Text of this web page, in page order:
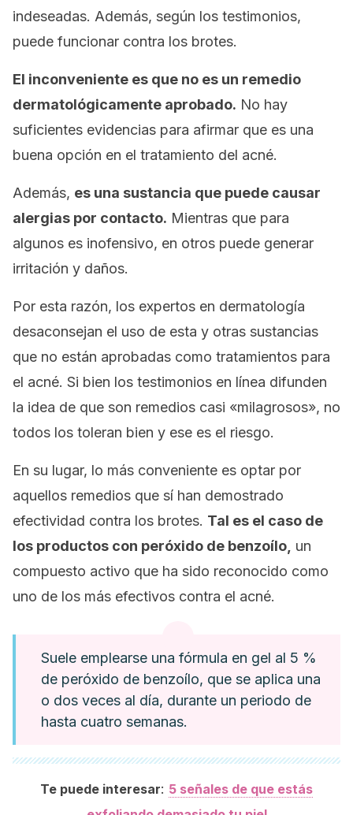
indeseadas. Además, según los testimonios,
puede funcionar contra los brotes.
El inconveniente es que no es un remedio
dermatológicamente aprobado. No hay
suficientes evidencias para afirmar que es una
buena opción en el tratamiento del acné.
Además, es una sustancia que puede causar
alergias por contacto. Mientras que para
algunos es inofensivo, en otros puede generar
irritación y daños.
Por esta razón, los expertos en dermatología
desaconsejan el uso de esta y otras sustancias
que no están aprobadas como tratamientos para
el acné. Si bien los testimonios en línea difunden
la idea de que son remedios casi «milagrosos», no
todos los toleran bien y ese es el riesgo.
En su lugar, lo más conveniente es optar por
aquellos remedios que sí han demostrado
efectividad contra los brotes. Tal es el caso de
los productos con peróxido de benzoílo, un
compuesto activo que ha sido reconocido como
uno de los más efectivos contra el acné.
Suele emplearse una fórmula en gel al 5 %
de peróxido de benzoílo, que se aplica una
o dos veces al día, durante un periodo de
hasta cuatro semanas.
Te puede interesar: 5 señales de que estás